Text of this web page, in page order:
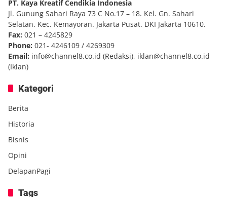
PT. Kaya Kreatif Cendikia Indonesia
Jl. Gunung Sahari Raya 73 C No.17 – 18. Kel. Gn. Sahari
Selatan. Kec. Kemayoran. Jakarta Pusat. DKI Jakarta 10610.
Fax: 021 – 4245829
Phone: 021- 4246109 / 4269309
Email: info@channel8.co.id (Redaksi), iklan@channel8.co.id
(Iklan)
Kategori
Berita
Historia
Bisnis
Opini
DelapanPagi
Tags